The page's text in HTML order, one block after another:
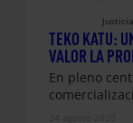
TEKO KATU:
VALOR LA
En pleno